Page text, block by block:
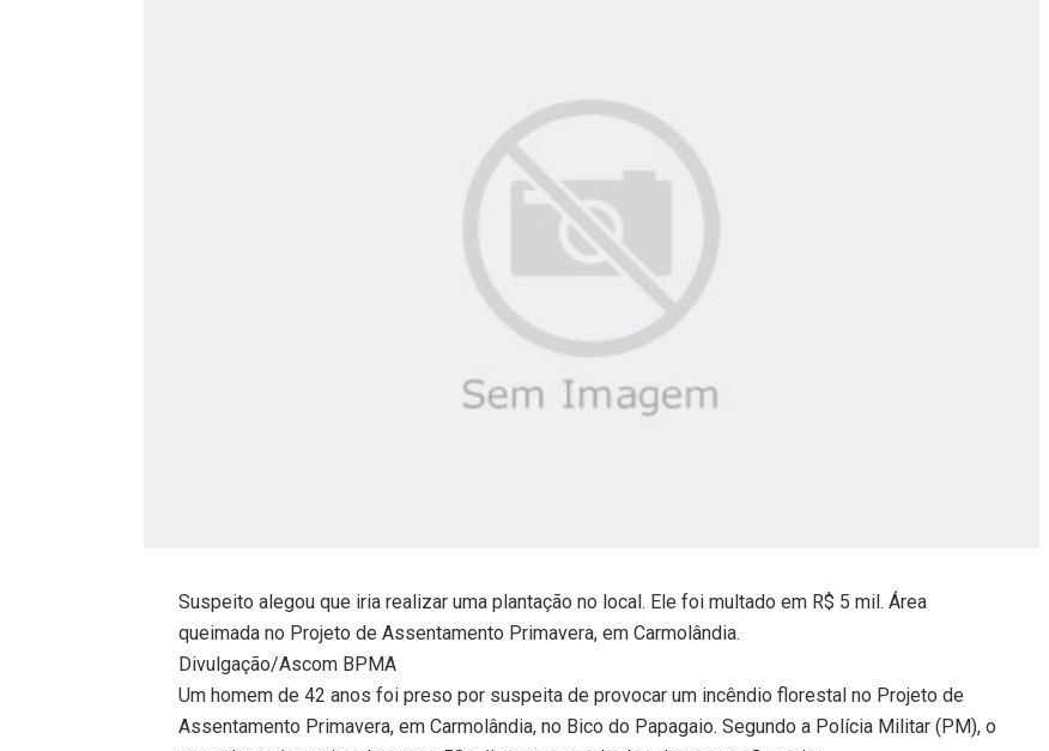
Suspeito alegou que iria realizar uma plantação no local. Ele foi multado em R$ 5 mil. Área
queimada no Projeto de Assentamento Primavera, em Carmolândia.
Divulgação/Ascom BPMA
Um homem de 42 anos foi preso por suspeita de provocar um incêndio florestal no Projeto de
Assentamento Primavera, em Carmolândia, no Bico do Papagaio. Segundo a Polícia Militar (PM), o